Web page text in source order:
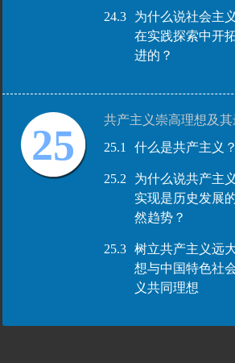
24.3
为什么说社会主
在实践探索中开
进的？
25
共产主义崇高理想及
25.1
什么是共产主义？
25.2
为什么说共产主
实现是历史发展
然趋势？
25.3
树立共产主义远
想与中国特色社
义共同理想